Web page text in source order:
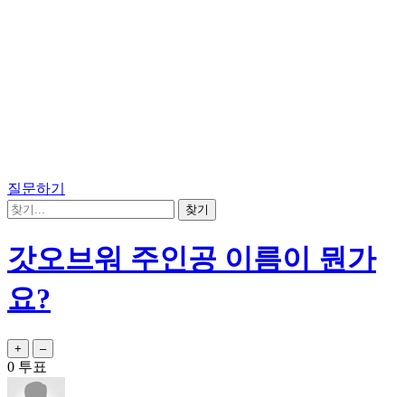
질문하기
갓오브워 주인공 이름이 뭔가
요?
0 투표